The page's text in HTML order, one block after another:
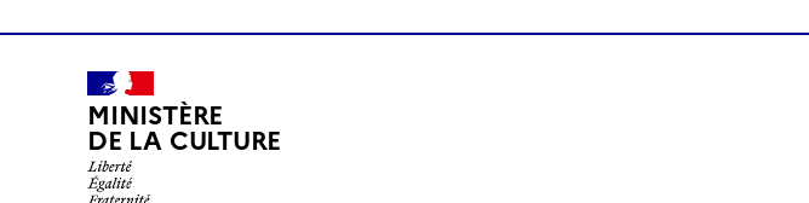
MINISTÈRE
DE LA CULTURE